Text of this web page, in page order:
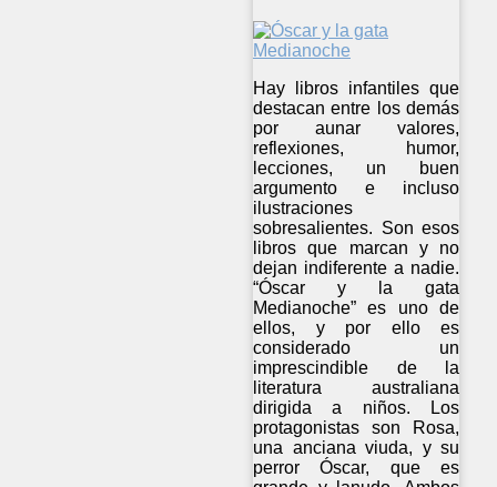
Hay libros infantiles que
destacan entre los demás
por aunar valores,
reflexiones, humor,
lecciones, un buen
argumento e incluso
ilustraciones
sobresalientes. Son esos
libros que marcan y no
dejan indiferente a nadie.
“Óscar y la gata
Medianoche” es uno de
ellos, y por ello es
considerado un
imprescindible de la
literatura australiana
dirigida a niños. Los
protagonistas son Rosa,
una anciana viuda, y su
perror Óscar, que es